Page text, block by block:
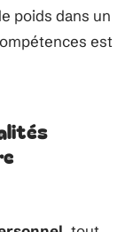
poids dans un
est